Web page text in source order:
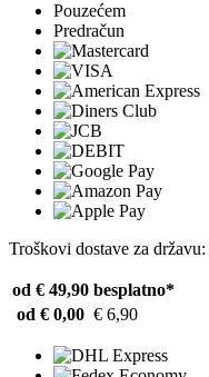
Pouzećem
Predračun
Troškovi dostave za
od € 49,90 besplatno*
od € 0,00 € 6,90